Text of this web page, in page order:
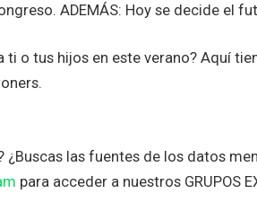
ADEMÁS: Hoy se decide el
ti o tus hijos en este verano? Aquí
las fuentes de los datos
para acceder a nuestros GRUPOS